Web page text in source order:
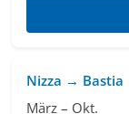
Nizza → Bastia
März – Okt.